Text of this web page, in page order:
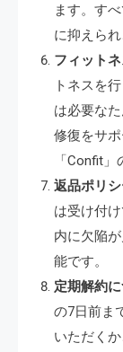
ます。す
に抑えら
フィット
トネスを
は必要な
修復をサ
「Confit
返品ポリ
は受け付
内に欠陥
能です。
定期解約
の7日前ま
いただく